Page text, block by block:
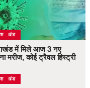
में मिले आज 3 नए
मरीज, कोई ट्रैवल हिस्ट्री